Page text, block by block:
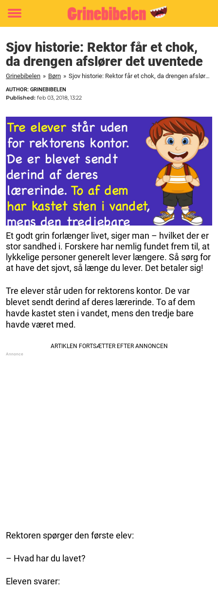
Toggle
Sjov historie: Rektor får et chok,
da drengen afslører det uventede
Grinebibelen » Børn » Sjov historie: Rektor får et chok, da drengen afslører det uventede
AUTHOR: GRINEBIBELEN
Published: feb 03, 2018, 13:22
Et godt grin forlænger livet, siger man – hvilket der er
stor sandhed i. Forskere har nemlig fundet frem til, at
lykkelige personer generelt lever længere. Så sørg for
at have det sjovt, så længe du lever. Det betaler sig!
Tre elever står uden for rektorens kontor. De var
blevet sendt derind af deres lærerinde. To af dem
havde kastet sten i vandet, mens den tredje bare
havde været med.
Rektoren spørger den første elev:
– Hvad har du lavet?
Eleven svarer: